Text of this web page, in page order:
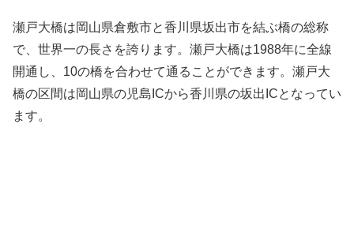
瀬戸大橋は岡山県倉敷市と香川県坂出市を結ぶ橋の総称
で、世界一の長さを誇ります。瀬戸大橋は1988年に全線
開通し、10の橋を合わせて通ることができます。瀬戸大
橋の区間は岡山県の児島ICから香川県の坂出ICとなってい
ます。